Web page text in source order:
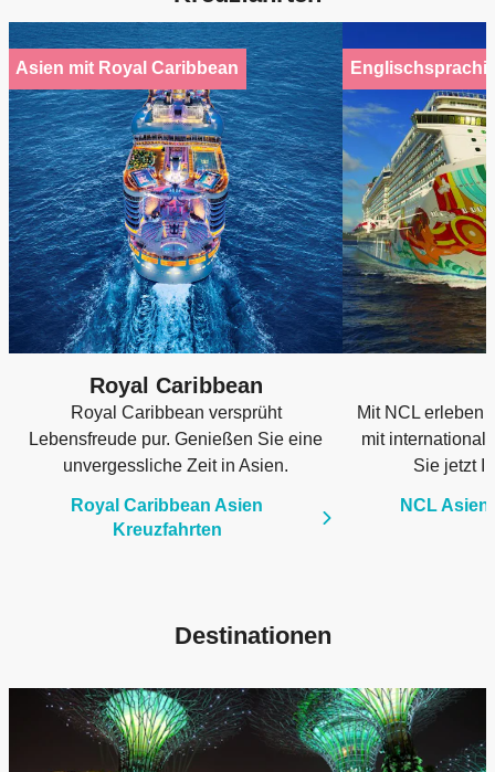
Asien mit Royal Caribbean
Royal Caribbean
Royal Caribbean versprüht
Lebensfreude pur. Genießen Sie eine
unvergessliche Zeit in Asien.
Royal Caribbean Asien
Kreuzfahrten
Mit NCL erleben
mit
Sie jetzt
NCL
Destinationen